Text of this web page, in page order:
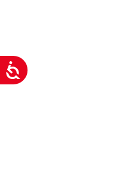
um
leitor
de
Acessibilidade